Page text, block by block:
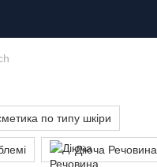
по типу шкіри
Діюча Речовина